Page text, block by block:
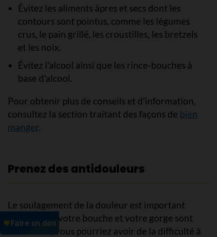
Évitez les aliments âpres et secs dont les
contours sont pointus, comme les légumes
crus, le pain grillé, les croustilles, les bretzels
et les noix.
Évitez l'alcool ainsi que les rince-bouches à
base d'alcool.
Pour obtenir plus de conseils et d'information,
consultez la section traitant des façons de bien
manger.
Prenez des antidouleurs
Le soulagement de la douleur est important
parce que si votre bouche et votre gorge sont
endolories, vous pourriez avoir de la difficulté à